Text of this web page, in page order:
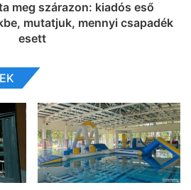
meg szárazon: kiadós eső
mutatjuk, mennyi csapadék
esett